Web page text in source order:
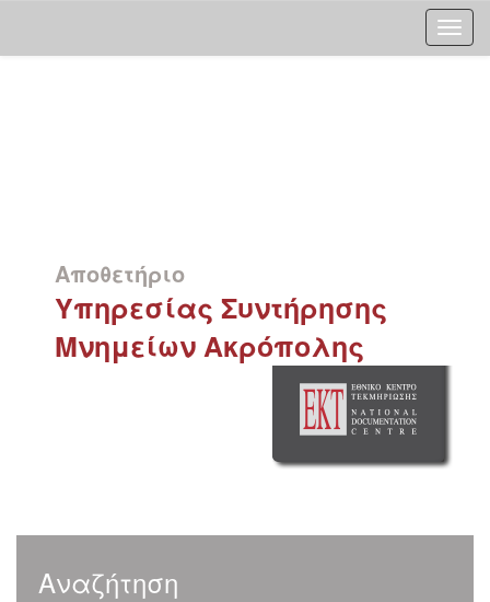
Αποθετήριο
Υπηρεσίας Συντήρησης
Μνημείων Ακρόπολης
Αναζήτηση